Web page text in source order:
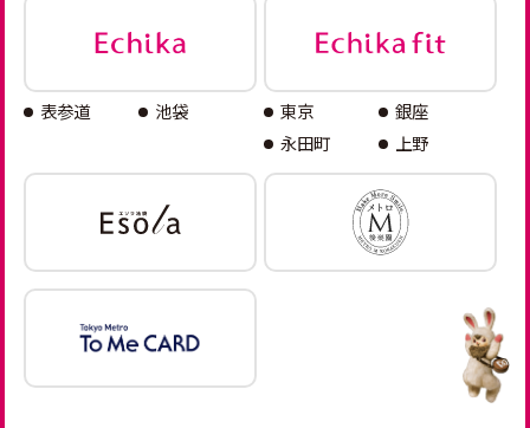
表参道 池袋 東京
銀座
永田町
上野